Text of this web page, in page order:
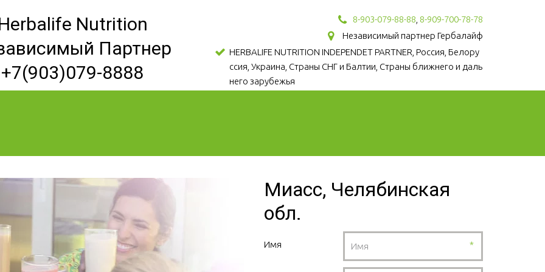
Nutrition
Партнер
+7(903)079-8888
8-903-079-88-88 8-909-700-78-78
Независимый партнер Гербалайф
HERBALIFE NUTRITION INDEPENDET PARTNER, Россия, Белору
ссия, Украина, Страны СНГ и Балтии, Страны ближнего и даль
него зарубежья
Миасс, Челябинская
обл.
Имя *